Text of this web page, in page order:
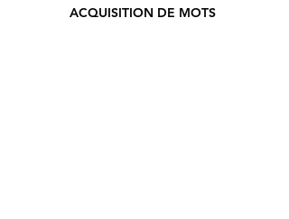
ACQUISITION DE MOTS